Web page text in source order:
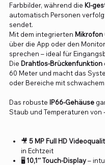
Farbbilder, während die KI-
automatisch Personen
sendet.
Mit dem integrierten Mikrofon
über die App oder den
sprechen – ideal für
Die Drahtlos-Brückenfunktion
60 Meter und macht das
oder Bereiche mit
Das robuste IP66-Gehäuse
Staub und Temperaturen von -
🎥5 MP Full HD
in Echtzeit
🖥️10,1″ Touch-Display–